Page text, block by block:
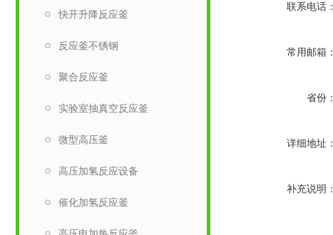
快开升降反应釜
反应釜不锈钢
聚合反应釜
实验室抽真空反应釜
微型高压釜
高压加氢反应设备
催化加氢反应釜
联系电话：
常用邮箱：
省份：
详细地址：
补充说明：